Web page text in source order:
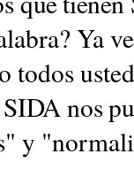
Ya
todos
SIDA nos
y